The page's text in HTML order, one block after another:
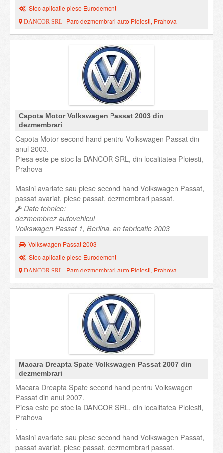
Stoc aplicatie piese Eurodemont
DANCOR SRL Parc dezmembrari auto Ploiesti, Prahova
Capota Motor Volkswagen Passat 2003 din
dezmembrari
Capota Motor second hand pentru Volkswagen Passat din
anul 2003.
Piesa este pe stoc la DANCOR SRL, din localitatea Ploiesti,
Prahova
.
Masini avariate sau piese second hand Volkswagen Passat,
passat avariat, piese passat, dezmembrari passat.
Date tehnice:
dezmembrez autovehicul
Volkswagen Passat 1, Berlina, an fabricatie 2003
Volkswagen Passat 2003
Stoc aplicatie piese Eurodemont
DANCOR SRL Parc dezmembrari auto Ploiesti, Prahova
Macara Dreapta Spate Volkswagen Passat 2007 din
dezmembrari
Macara Dreapta Spate second hand pentru Volkswagen
Passat din anul 2007.
Piesa este pe stoc la DANCOR SRL, din localitatea Ploiesti,
Prahova
.
Masini avariate sau piese second hand Volkswagen Passat,
passat avariat, piese passat, dezmembrari passat.